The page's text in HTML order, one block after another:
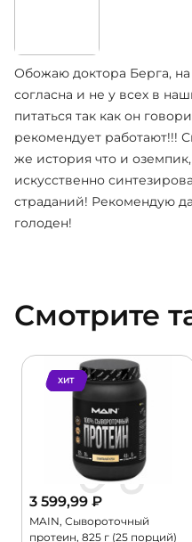
Обожаю доктора Берга,
согласна и не у всех в
питаться так как он
рекомендует работают!!!
же история что и
искусственно
страданий! Рекомендую
голоден!
Смотрите
ХИТ
3 599,99 ₽
MAIN, Сывороточный
протеин, 825 г (25 порций)